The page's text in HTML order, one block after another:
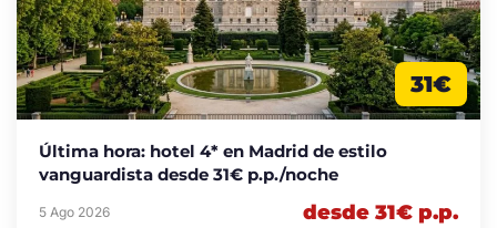
31€
Última hora: hotel 4* en Madrid de estilo
vanguardista desde 31€ p.p./noche
5 Ago 2026 desde 31€ p.p.